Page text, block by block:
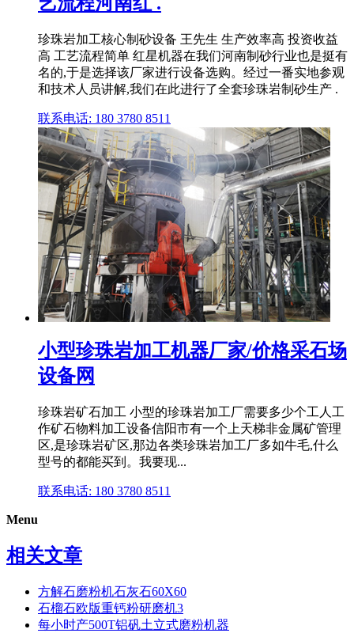
珍珠岩加工核心制砂设备 王先生 生产效率高 投资收益
高 工艺流程简单 红星机器在我们河南制砂行业也是挺有
名的,于是选择该厂家进行设备选购。经过一番实地参观
和技术人员讲解,我们在此进行了全套珍珠岩制砂生产 .
联系电话: 180 3780 8511
小型珍珠岩加工机器厂家/价格采石场
设备网
珍珠岩矿石加工 小型的珍珠岩加工厂需要多少个工人工
作矿石物料加工设备信阳市有一个上天梯非金属矿管理
区,是珍珠岩矿区,那边各类珍珠岩加工厂多如牛毛,什么
型号的都能买到。我要现...
联系电话: 180 3780 8511
Menu
相关文章
方解石磨粉机石灰石60X60
石榴石欧版重钙粉研磨机3
每小时产500T铝矾土立式磨粉机器